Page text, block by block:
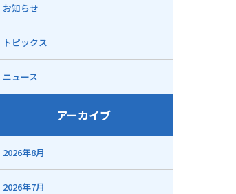
お知らせ
トピックス
ニュース
アーカイブ
2026年8月
2026年7月